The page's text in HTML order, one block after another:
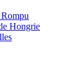
Hongrie